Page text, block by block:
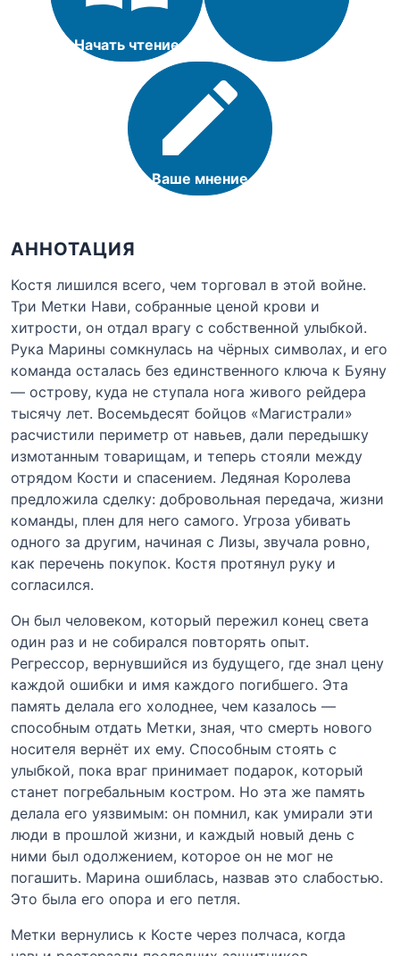
Начать чтение
Ваше мнение
АННОТАЦИЯ
Костя лишился всего, чем торговал в этой войне.
Три Метки Нави, собранные ценой крови и
хитрости, он отдал врагу с собственной улыбкой.
Рука Марины сомкнулась на чёрных символах, и его
команда осталась без единственного ключа к Буяну
— острову, куда не ступала нога живого рейдера
тысячу лет. Восемьдесят бойцов «Магистрали»
расчистили периметр от навьев, дали передышку
измотанным товарищам, и теперь стояли между
отрядом Кости и спасением. Ледяная Королева
предложила сделку: добровольная передача, жизни
команды, плен для него самого. Угроза убивать
одного за другим, начиная с Лизы, звучала ровно,
как перечень покупок. Костя протянул руку и
согласился.
Он был человеком, который пережил конец света
один раз и не собирался повторять опыт.
Регрессор, вернувшийся из будущего, где знал цену
каждой ошибки и имя каждого погибшего. Эта
память делала его холоднее, чем казалось —
способным отдать Метки, зная, что смерть нового
носителя вернёт их ему. Способным стоять с
улыбкой, пока враг принимает подарок, который
станет погребальным костром. Но эта же память
делала его уязвимым: он помнил, как умирали эти
люди в прошлой жизни, и каждый новый день с
ними был одолжением, которое он не мог не
погашить. Марина ошиблась, назвав это слабостью.
Это была его опора и его петля.
Метки вернулись к Косте через полчаса, когда